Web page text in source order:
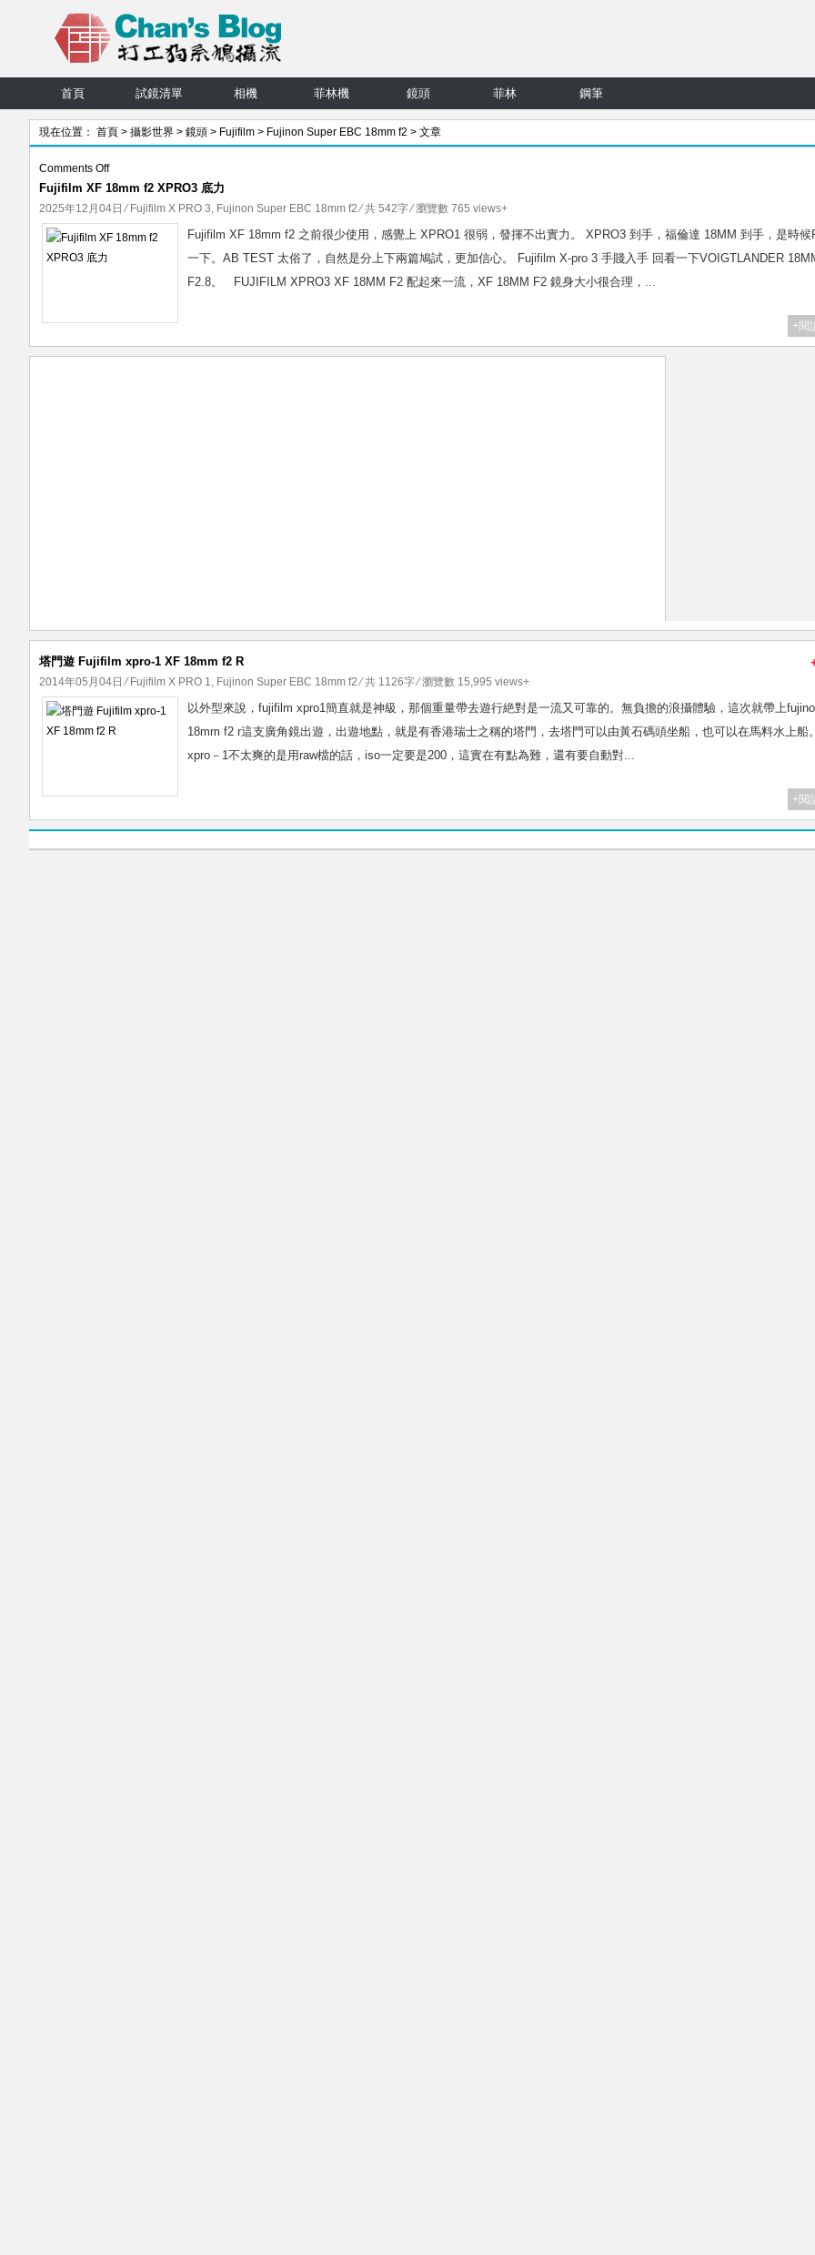
首頁 試鏡清單 相機 菲林機 鏡頭 菲林 鋼筆
現在位置： 首頁 > 攝影世界 > 鏡頭 > Fujifilm > Fujinon Super EBC 18mm f2 > 文章
Comments Offon
Fujifilm
XF
18mm
Fujifilm XF 18mm f2 XPRO3 底力
2025年12月04日 ⁄ Fujifilm X PRO 3, Fujinon Super EBC 18mm f2⁄ 共 542字 ⁄ 瀏覽數 765 views+
Fujifilm XF 18mm f2 之前很少使用，感覺上 XPRO1 很弱，發揮不出實力。 XPRO3 到手，福倫達 18MM 到手，是時候
一下。AB TEST 太俗了，自然是分上下兩篇鳩試，更加信心。 Fujifilm X-pro 3 手賤入手 回看一下VOIGTLANDER
F2.8。 FUJIFILM XPRO3 XF 18MM F2 配起來一流，XF 18MM F2 鏡身大小很合理，...
+閱
塔門遊 Fujifilm xpro-1 XF 18mm f2 R
2014年05月04日 ⁄ Fujifilm X PRO 1, Fujinon Super EBC 18mm f2⁄ 共 1126字 ⁄ 瀏覽數 15,995 views+
以外型來說，fujifilm xpro1簡直就是神級，那個重量帶去遊行絶對是一流又可靠的。無負擔的浪攝體驗，這次就帶上
18mm f2 r這支廣角鏡出遊，出遊地點，就是有香港瑞士之稱的塔門，去塔門可以由黃石碼頭坐船，也可以在馬料水上船
xpro－1不太爽的是用raw檔的話，iso一定要是200，這實在有點為難，還有要自動對...
+閱